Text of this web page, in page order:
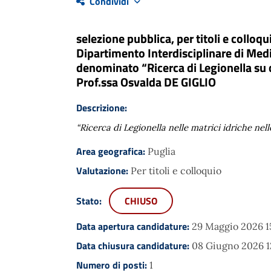
selezione pubblica, per titoli e
Dipartimento Interdisciplinare di
denominato “Ricerca di Legionella
Prof.ssa Osvalda DE GIGLIO
Descrizione:
“Ricerca di Legionella nelle matrici idriche
Area geografica: Puglia
Valutazione: Per titoli e colloquio
Stato:
CHIUSO
Data apertura candidature: 29 Maggio 2026
Data chiusura candidature: 08 Giugno 2026
Numero di posti: 1